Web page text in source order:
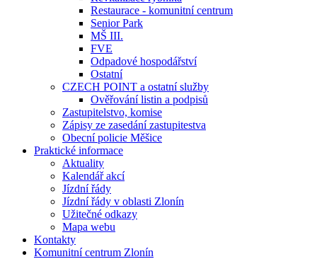
Restaurace - komunitní centrum
Senior Park
MŠ III.
FVE
Odpadové hospodářství
Ostatní
CZECH POINT a ostatní služby
Ověřování listin a podpisů
Zastupitelstvo, komise
Zápisy ze zasedání zastupitestva
Obecní policie Měšice
Praktické informace
Aktuality
Kalendář akcí
Jízdní řády
Jízdní řády v oblasti Zlonín
Užitečné odkazy
Mapa webu
Kontakty
Komunitní centrum Zlonín